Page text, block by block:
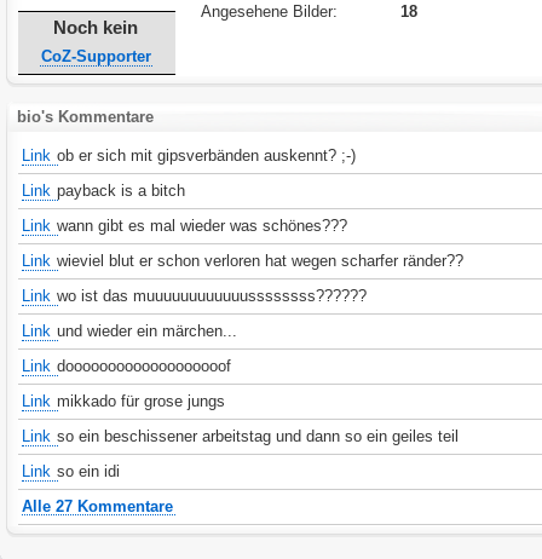
Noch kein
CoZ-Supporter
Angesehene Bilder:
18
bio's Kommentare
Link ob er sich mit gipsverbänden auskennt? ;-)
Link payback is a bitch
Link wann gibt es mal wieder was schönes???
Link wieviel blut er schon verloren hat wegen scharfer ränder??
Link wo ist das muuuuuuuuuuuussssssss??????
Link und wieder ein märchen...
Link dooooooooooooooooooof
Link mikkado für grose jungs
Link so ein beschissener arbeitstag und dann so ein geiles teil
Link so ein idi
Alle 27 Kommentare